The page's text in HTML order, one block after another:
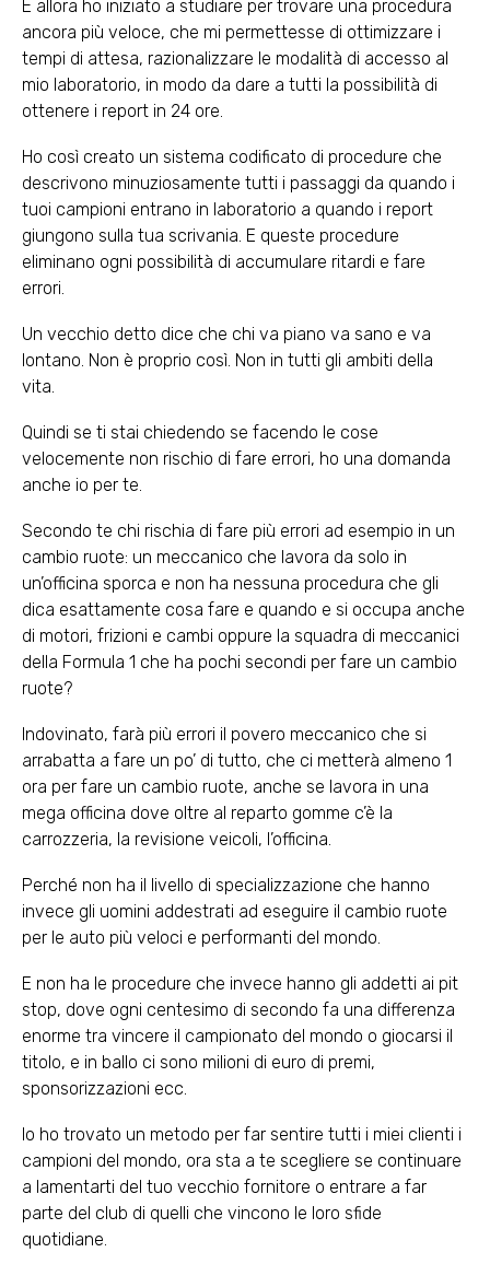
E allora ho iniziato a studiare per trovare una procedura
ancora più veloce, che mi permettesse di ottimizzare i
tempi di attesa, razionalizzare le modalità di accesso al
mio laboratorio, in modo da dare a tutti la possibilità di
ottenere i report in 24 ore.
Ho così creato un sistema codificato di procedure che
descrivono minuziosamente tutti i passaggi da quando i
tuoi campioni entrano in laboratorio a quando i report
giungono sulla tua scrivania. E queste procedure
eliminano ogni possibilità di accumulare ritardi e fare
errori.
Un vecchio detto dice che chi va piano va sano e va
lontano. Non è proprio così. Non in tutti gli ambiti della
vita.
Quindi se ti stai chiedendo se facendo le cose
velocemente non rischio di fare errori, ho una domanda
anche io per te.
Secondo te chi rischia di fare più errori ad esempio in un
cambio ruote: un meccanico che lavora da solo in
un’officina sporca e non ha nessuna procedura che gli
dica esattamente cosa fare e quando e si occupa anche
di motori, frizioni e cambi oppure la squadra di meccanici
della Formula 1 che ha pochi secondi per fare un cambio
ruote?
Indovinato, farà più errori il povero meccanico che si
arrabatta a fare un po’ di tutto, che ci metterà almeno 1
ora per fare un cambio ruote, anche se lavora in una
mega officina dove oltre al reparto gomme c’è la
carrozzeria, la revisione veicoli, l’officina.
Perché non ha il livello di specializzazione che hanno
invece gli uomini addestrati ad eseguire il cambio ruote
per le auto più veloci e performanti del mondo.
E non ha le procedure che invece hanno gli addetti ai pit
stop, dove ogni centesimo di secondo fa una differenza
enorme tra vincere il campionato del mondo o giocarsi il
titolo, e in ballo ci sono milioni di euro di premi,
sponsorizzazioni ecc.
Io ho trovato un metodo per far sentire tutti i miei clienti i
campioni del mondo, ora sta a te scegliere se continuare
a lamentarti del tuo vecchio fornitore o entrare a far
parte del club di quelli che vincono le loro sfide
quotidiane.